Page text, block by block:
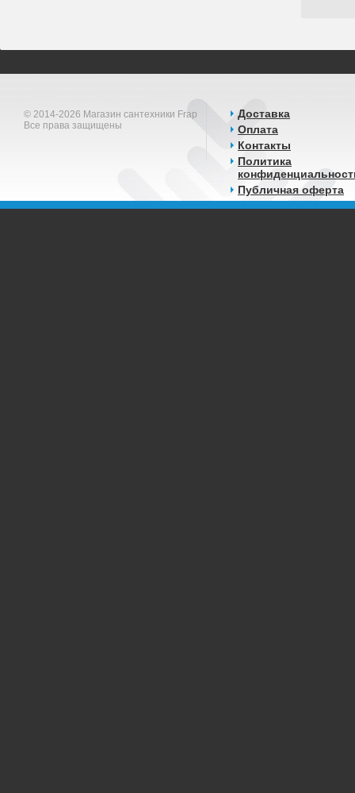
© 2014-2026 Магазин сантехники Frap
Все права защищены
Доставка
Оплата
Контакты
Политика
Публичная оферта